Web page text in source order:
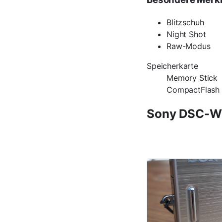
Blitzschuh
Night Shot
Raw-Modus
Speicherkarte
Memory Stick
CompactFlash
Sony DSC-